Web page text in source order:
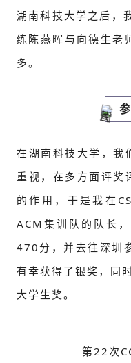
湖南科技大学之后，
练陈燕晖与向德生老
多。
在湖南科技大学，我
重视，在多方面评奖
的作用，于是我在
ACM集训队的队长
470分，并去往深圳
有幸获得了银奖，同
大学生奖。
第22次